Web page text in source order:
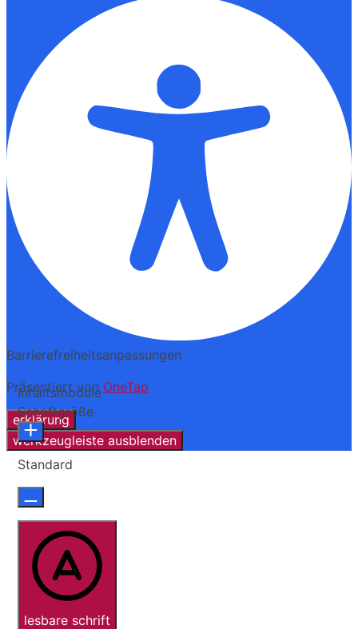
Barrierefreiheitsanpassungen
Präsentiert von OneTap
erklärung
werkzeugleiste ausblenden
Inhaltsmodule
Schriftgröße
Standard
lesbare schrift